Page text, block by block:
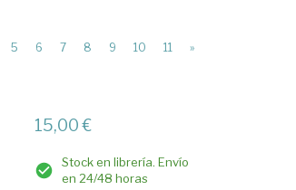
5 6 7 8 9 10 11 »
15,00 €
Stock en librería. Envío
en 24/48 horas